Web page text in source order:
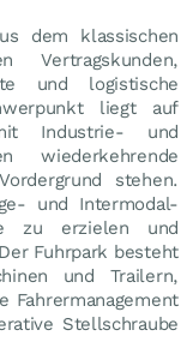
dem klassischen
Vertragskunden,
und logistische
liegt auf
Industrie- und
wiederkehrende
stehen.
und Intermodal-
zu erzielen und
Fuhrpark besteht
und Trailern,
Fahrermanagement
Stellschraube